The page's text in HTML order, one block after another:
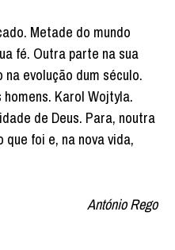
Metade do mundo
fé. Outra parte na sua
evolução dum século.
homens. Karol Wojtyla.
de Deus. Para, noutra
foi e, na nova vida,
António Rego